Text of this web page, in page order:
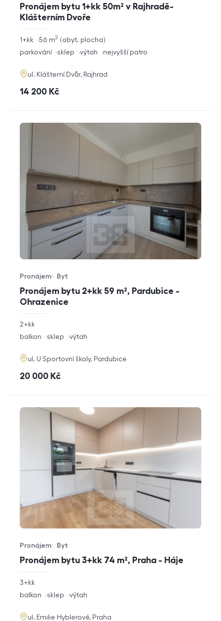
Pronájem bytu 1+kk 50m² v Rajhradě-
Klášterním Dvoře
rozměry
dispozice
1+kk obyt. plocha
56 m2
funkce
parkování sklep výtah nejvyšší patro
adresa
ul. Klášterní Dvůr, Rajhrad
cena
14 200 Kč
Pronájem bytu 2+kk 59 m², Pardubice -
Ohrazenice
Typ nabídky
Pronájem
Typ nemovitosti
Byt
rozměry
dispozice
2+kk
funkce
balkon sklep výtah
adresa
ul. U Sportovní školy, Pardubice
cena
20 000 Kč
Pronájem bytu 3+kk 74 m², Praha - Háje
Typ nabídky
Pronájem
Typ nemovitosti
Byt
rozměry
3+kk
funkce
balkon sklep výtah
adresa
ul. Emilie Hyblerové, Praha